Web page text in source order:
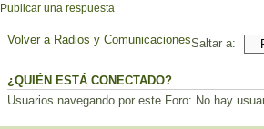
Publicar una respuesta
Volver a Radios y ComunicacionesSaltar a:
¿QUIÉN ESTÁ CONECTADO?
Usuarios navegando por este Foro: No hay